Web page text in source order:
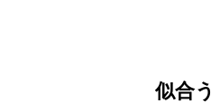
似合